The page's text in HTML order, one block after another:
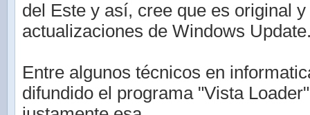
del Este y así, cree que es original
actualizaciones de Windows
Entre algunos técnicos en
difundido el programa "Vista